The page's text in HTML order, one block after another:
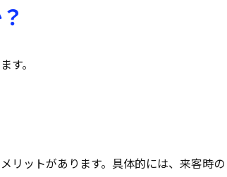
す。
リットがあります。具体的には、来客時の